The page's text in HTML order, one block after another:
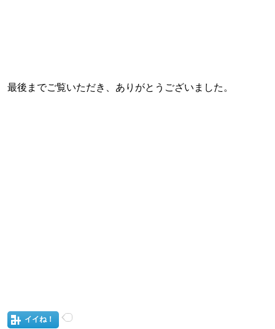
最後までご覧いただき、ありがとうございました。
イイね！